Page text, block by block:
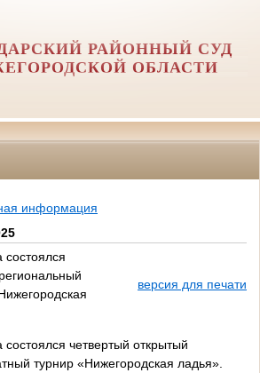
РАЙОННЫЙ СУД
ОБЛАСТИ
информация
состоялся
версия для печати
четвертый открытый
турнир «Нижегородская ладья».